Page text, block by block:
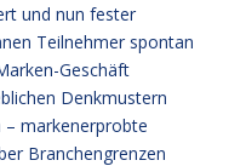
und nun fester
Teilnehmer spontan
Geschäft
Denkmustern
– markenerprobte
Branchengrenzen